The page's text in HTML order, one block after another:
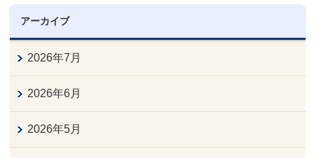
アーカイブ
2026年7月
2026年6月
2026年5月